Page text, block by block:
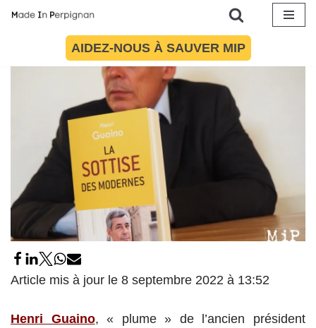
AIDEZ-NOUS À SAUVER MIP
27 juin 2016 par
Article mis à jour le 8 septembre 2022 à 13:52
Henri Guaino, « plume » de l’ancien président